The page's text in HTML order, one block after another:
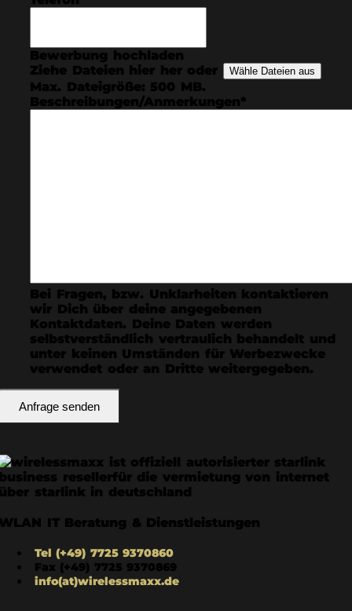
Bewerbung hochladen
Ziehe Dateien hier her oder
Wähle Dateien aus
Max. Dateigröße: 500 MB.
Beschreibungen/Anmerkungen*
Bei Fragen, bzw. Unklarheiten kontaktieren
wir Dich über deine angegebenen
Kontaktdaten. Deine Daten werden
selbstverständlich vertraulich behandelt und
unter keinen Umständen für Werbezwecke
verwendet oder an Dritte weitergegeben.
IT Beratung & Dienstleistungen
Tel (+49) 7725 9370860
Fax (+49) 7725 9370869
info(at)wirelessmaxx.de